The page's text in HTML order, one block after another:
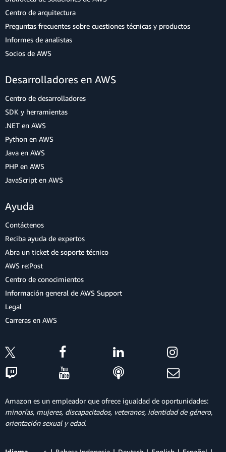
Centro de arquitectura
Preguntas frecuentes sobre cuestiones técnicas y productos
Informes de analistas
Socios de AWS
Desarrolladores en AWS
Centro de desarrolladores
SDK y herramientas
.NET en AWS
Python en AWS
Java en AWS
PHP en AWS
JavaScript en AWS
Ayuda
Contáctenos
Reciba ayuda de expertos
Abra un ticket de soporte técnico
AWS re:Post
Centro de conocimientos
Información general de AWS Support
Legal
Carreras en AWS
Amazon es un empleador que ofrece igualdad de oportunidades:
minorías, mujeres, discapacitados, veteranos, identidad de género,
orientación sexual y edad.